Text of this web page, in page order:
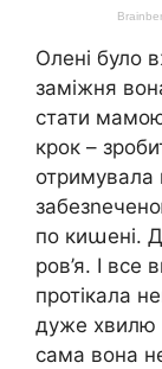
Олені було
заміжня
стати
крок –
отримувала
по киաені.
ров’я. І все
протікала
дуже хвилю
сама вона